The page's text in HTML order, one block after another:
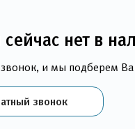
нет в
и мы подберем
звонок